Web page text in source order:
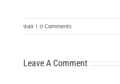
9:49 | 0 Comments
Leave A Comment